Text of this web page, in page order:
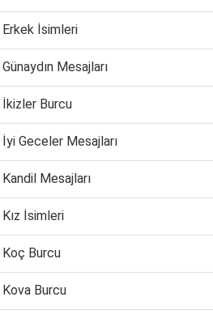
Erkek İsimleri
Günaydın Mesajları
İkizler Burcu
İyi Geceler Mesajları
Kandil Mesajları
Kız İsimleri
Koç Burcu
Kova Burcu